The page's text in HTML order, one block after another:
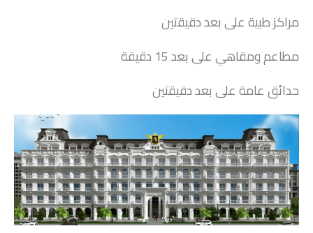
مراكز طبية على بعد دقيقتين
مطاعم ومقاهي على بعد 15 دقيقة
حدائق عامة على بعد دقيقتين